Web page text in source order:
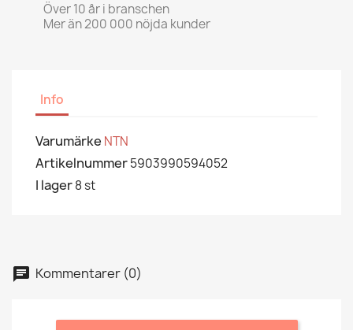
Över 10 år i branschen
Mer än 200 000 nöjda kunder
Info
Varumärke NTN
Artikelnummer5903990594052
I lager8 st
Kommentarer (0)